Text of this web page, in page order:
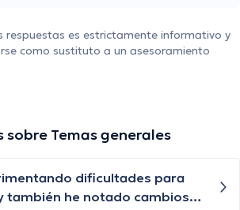
respuestas es estrictamente informativo y
como sustituto a un asesoramiento
Temas generales
dificultades para
también he notado cambios